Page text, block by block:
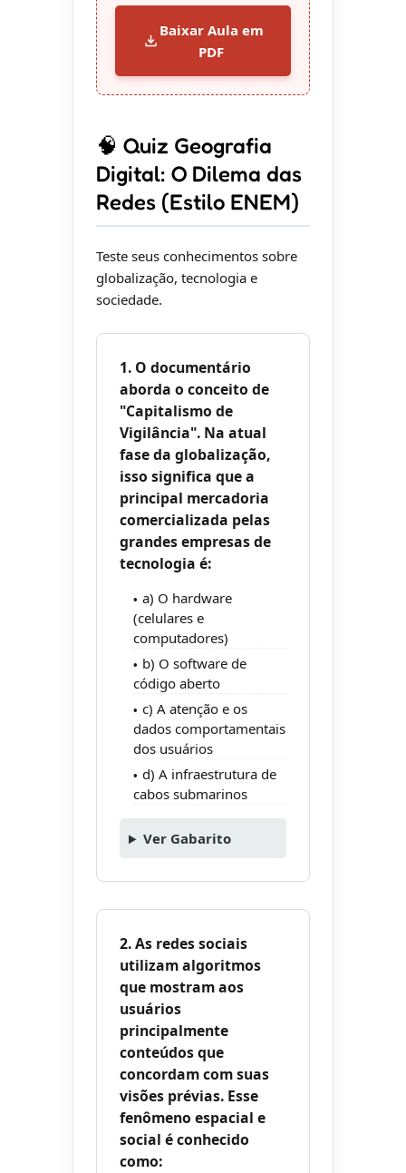
Baixar Aula em
PDF
🧠 Quiz Geografia
Digital: O Dilema das
Redes (Estilo ENEM)
Teste seus conhecimentos sobre
globalização, tecnologia e
sociedade.
1. O documentário
aborda o conceito de
"Capitalismo de
Vigilância". Na atual
fase da globalização,
isso significa que a
principal mercadoria
comercializada pelas
grandes empresas de
tecnologia é:
a) O hardware
(celulares e
computadores)
b) O software de
código aberto
c) A atenção e os
dados comportamentais
dos usuários
d) A infraestrutura de
cabos submarinos
Ver Gabarito
2. As redes sociais
utilizam algoritmos
que mostram aos
usuários
principalmente
conteúdos que
concordam com suas
visões prévias. Esse
fenômeno espacial e
social é conhecido
como: